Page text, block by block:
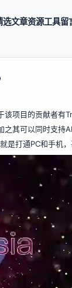
选文章资源工具留
该项目的贡献者
其可以同时支持
打通PC和手机，